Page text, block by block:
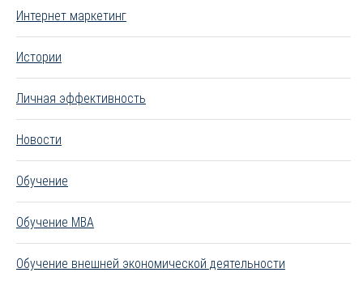
Интернет маркетинг
Истории
Личная эффективность
Новости
Обучение
Обучение MBA
Обучение внешней экономической деятельности